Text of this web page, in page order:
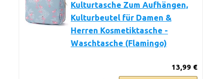
Kulturtasche Zum Aufhängen,
Kulturbeutel für Damen &
Herren Kosmetiktasche -
Waschtasche (Flamingo)
13,99 €